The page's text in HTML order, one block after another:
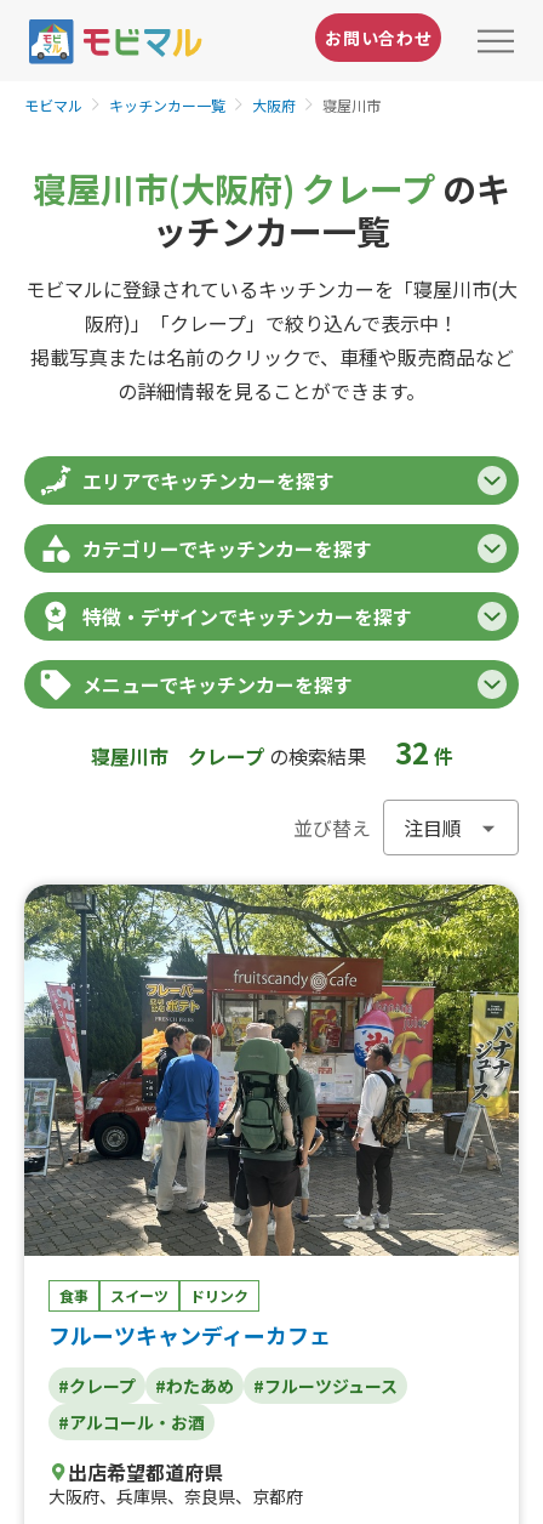
お問い合わせ
モビマル キッチンカー一覧 大阪府 寝屋川市
寝屋川市(大阪府) クレープ のキ
ッチンカー一覧
モビマルに登録されているキッチンカーを「寝屋川市(大
阪府)」「クレープ」で絞り込んで表示中！
掲載写真または名前のクリックで、車種や販売商品など
の詳細情報を見ることができます。
エリアでキッチンカーを探す
カテゴリーでキッチンカーを探す
特徴・デザインでキッチンカーを探す
メニューでキッチンカーを探す
寝屋川市 クレープの検索結果 32 件
並び替え
食事 スイーツ ドリンク
フルーツキャンディーカフェ
#クレープ #わたあめ
#フルーツジュース
#アルコール・お酒
出店希望都道府県
大阪府、 兵庫県、 奈良県、 京都府